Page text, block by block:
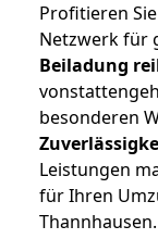
Profitieren
Netzwerk für
Beiladung
besonderen
Leistungen
für Ihren